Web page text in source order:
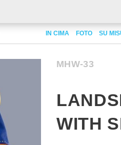
IN CIMA FOTO SU
MHW-33
WITH